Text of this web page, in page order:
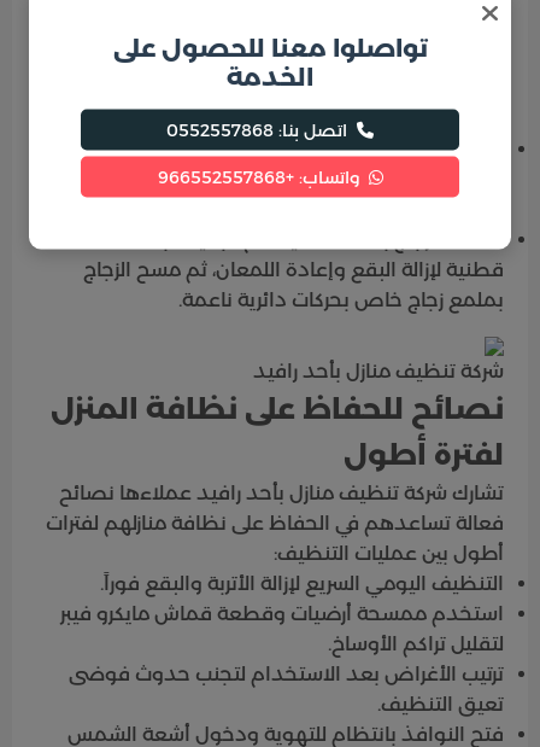
اللمعان
تقدم شركة تنظيف منازل بأحد رافيد خدمة تنظيف
النوافذ والزجاج بدقة لإعادة اللمعان والشفافية إلى
واجهات المنزل:
تحضير محلول تنظيف من ماء دافئ مع خل مخفف
لإزالة الأوساخ والدهون، ثم فرك الزجاج بلطف بإسفنجة
قطنية لإزالة البقع وإعادة اللمعان، ثم مسح الزجاج
بملمع زجاج خاص بحركات دائرية ناعمة.
شركة تنظيف منازل بأحد رافيد
نصائح للحفاظ على نظافة المنزل
لفترة أطول
تشارك شركة تنظيف منازل بأحد رافيد عملاءها نصائح
فعالة تساعدهم في الحفاظ على نظافة منازلهم لفترات
أطول بين عمليات التنظيف:
التنظيف اليومي السريع لإزالة الأتربة والبقع فوراً.
استخدم ممسحة أرضيات وقطعة قماش مايكرو فيبر
لتقليل تراكم الأوساخ.
ترتيب الأغراض بعد الاستخدام لتجنب حدوث فوضى
تعيق التنظيف.
فتح النوافذ بانتظام للتهوية ودخول أشعة الشمس
تواصلوا معنا للحصول على
الخدمة
اتصل بنا: 0552557868
واتساب: +966552557868